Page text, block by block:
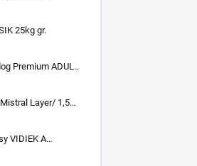
food
25kg gr.
Premium ADULT
Layer/ 1,5
VIDIEK A
(1paleta/